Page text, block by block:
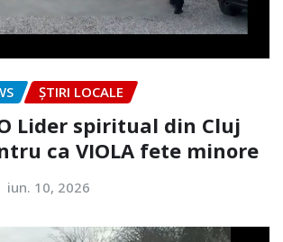
ȘTIRI LOCALE
Lider spiritual din Cluj
ca VIOLA fete minore
iun. 10, 2026